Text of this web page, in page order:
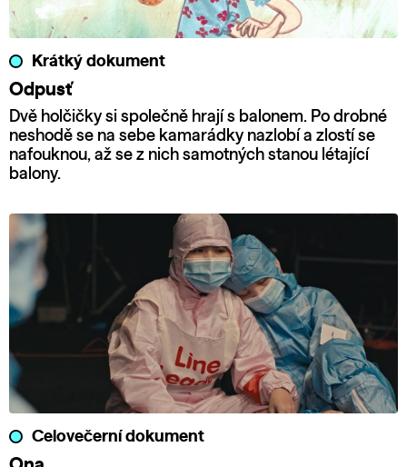
Krátký dokument
Odpusť
Dvě holčičky si společně hrají s balonem. Po drobné
neshodě se na sebe kamarádky nazlobí a zlostí se
nafouknou, až se z nich samotných stanou létající
balony.
Celovečerní dokument